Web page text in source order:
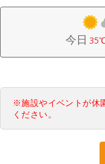
今日
※施設やイベントが休
ください。